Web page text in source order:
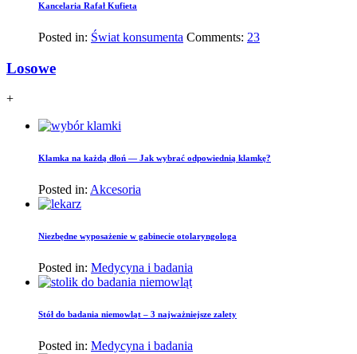
Kancelaria Rafał Kufieta
Posted in: Świat konsumenta Comments: 23
Losowe
+
Klamka na każdą dłoń — Jak wybrać odpowiednią klamkę?
Posted in: Akcesoria
Niezbędne wyposażenie w gabinecie otolaryngologa
Posted in: Medycyna i badania
Stół do badania niemowląt – 3 najważniejsze zalety
Posted in: Medycyna i badania